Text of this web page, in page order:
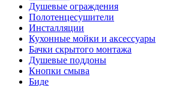
Душевые ограждения
Полотенцесушители
Инсталляции
Кухонные мойки и аксессуары
Бачки скрытого монтажа
Душевые поддоны
Кнопки смыва
Биде